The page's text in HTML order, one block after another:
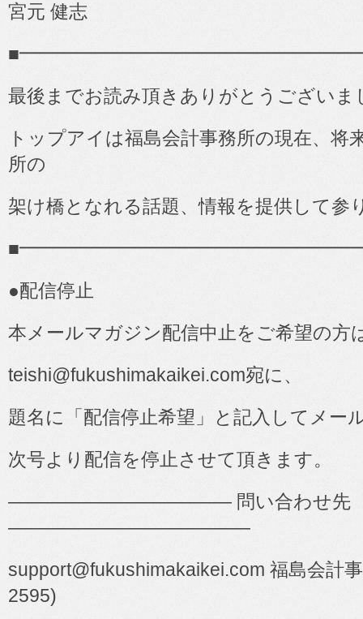
宮元 健志
■
最後までお読み頂きありがとうございま
トップアイは福島会計事務所の現在、将
所の
架け橋となれる話題、情報を提供して参
■
●配信停止
本メールマガジン配信中止をご希望の方
teishi@fukushimakaikei.com宛に、
題名に「配信停止希望」と記入してメー
次号より配信を停止させて頂きます。
―――――――――――― 問い合わせ先
―――――――――――――
support@fukushimakaikei.com 福島会計
2595)